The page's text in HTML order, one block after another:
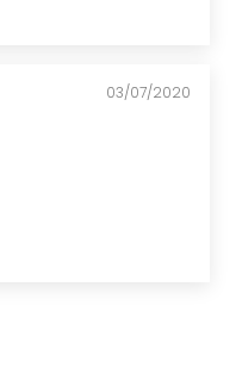
03/07/2020